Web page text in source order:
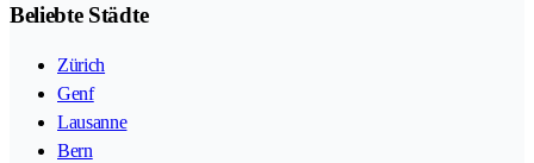
Beliebte Städte
Zürich
Genf
Lausanne
Bern